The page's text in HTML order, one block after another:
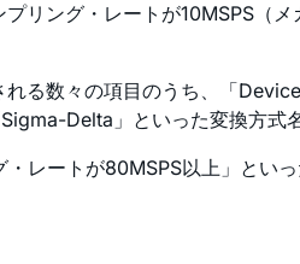
リング・レートが10MSPS（
る数々の項目のうち、「
Delta」といった変換方式
レートが80MSPS以上」とい